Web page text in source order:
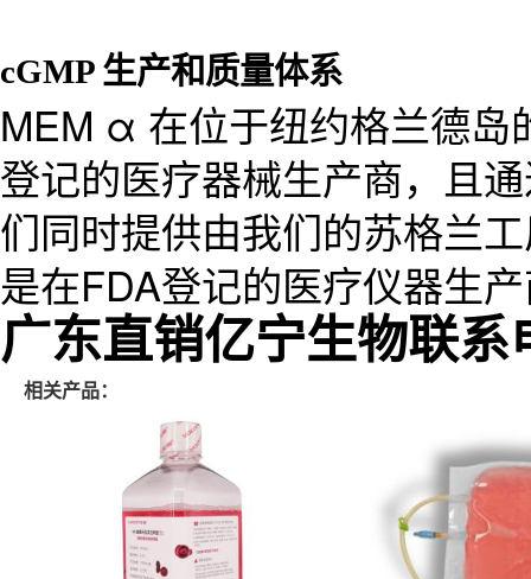
cGMP 生产和质量体系
MEM α 在位于纽约格兰德岛
登记的医疗器械生产商，且
们同时提供由我们的苏格兰
是在FDA登记的医疗仪器生
广东直销亿宁生物联
相关产品：